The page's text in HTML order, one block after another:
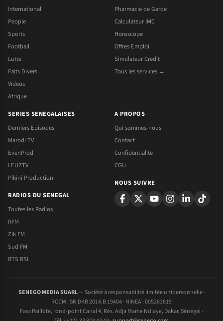
International
People
Sports
Football
Lutte
Faits Divers
Videos
Afrique
Pharmacie de Garde
Calculateur IMC
Horoscope
Offres Emploi
Simulateur Credit
Tous les services →
SERIES SENEGALAISES
Derniers Episodes
Marodi TV
EvenProd
LEUZTV
Pikini Production
RADIOS DU SENEGAL
Toutes les Radios
RFM
Zik FM
Sud FM
RTS RSI
A PROPOS
Qui sommes-nous
Contact
Confidentialite
CGU
NOUS SUIVRE
SENEGO MEDIA SUARL— Société à responsabilité limitée unipersonnelle ·
RCCM : SN DKR 2014.B 19404 · NINEA : 005263819
Fass Paillote, rond-point Canal 4, Rés. Adja Mame Ndiaye, Dakar, Sénégal ·